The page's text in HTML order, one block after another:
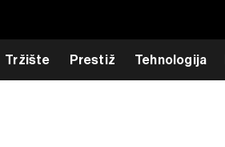
Tržište Prestiž Tehnologija